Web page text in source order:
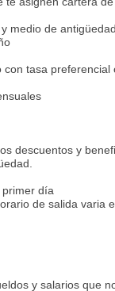
medio de
tasa
descuentos y
día
de salida varia
y salarios que